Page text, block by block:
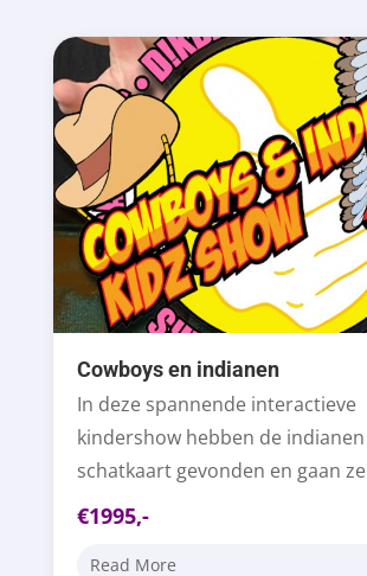
Cowboys en indianen
In deze spannende interactieve
kindershow hebben de
schatkaart gevonden en gaan
€1995,-
Read More